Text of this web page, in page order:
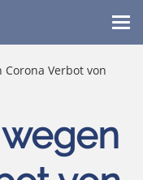
Verbot von